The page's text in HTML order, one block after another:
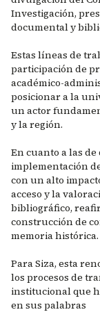
Investigación,
documental y
Estas líneas de
participación de
académico-
posicionar a la
un actor
y la región.
En cuanto a las
implementación
con un alto
acceso y la
bibliográfico,
construcción de
memoria histórica.
Para Siza, esta
los procesos de
institucional que
en sus palabras